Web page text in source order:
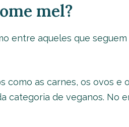
mel?
entre aqueles que
como as carnes, os ovos e
categoria de veganos. No